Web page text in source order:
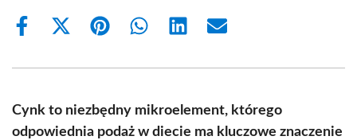
Share
Share
(Twitter)
Share Share Share Share
Cynk to niezbędny mikroelement, którego
odpowiednia podaż w diecie ma kluczowe znaczenie